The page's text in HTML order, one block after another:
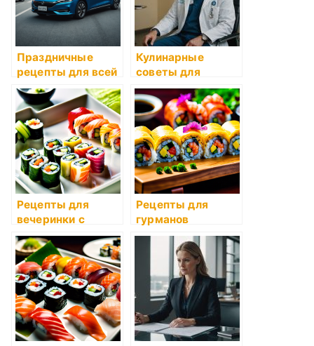
Праздничные
рецепты для всей
семьи
Кулинарные
советы для
снижения
расходов
Рецепты для
вечеринки с
друзьями
Рецепты для
гурманов